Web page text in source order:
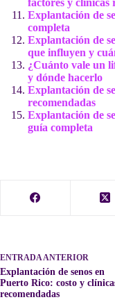
Explantación de
completa
Explantación de
que influyen y
¿Cuánto vale un
y dónde hacerlo
Explantación de
recomendadas
Explantación de
guía completa
ENTRADA ANTERIOR
Explantación de senos en
Puerto Rico: costo y
recomendadas